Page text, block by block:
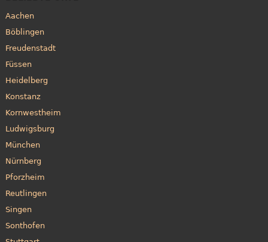
Aachen
Böblingen
Freudenstadt
Füssen
Heidelberg
Konstanz
Kornwestheim
Ludwigsburg
München
Nürnberg
Pforzheim
Reutlingen
Singen
Sonthofen